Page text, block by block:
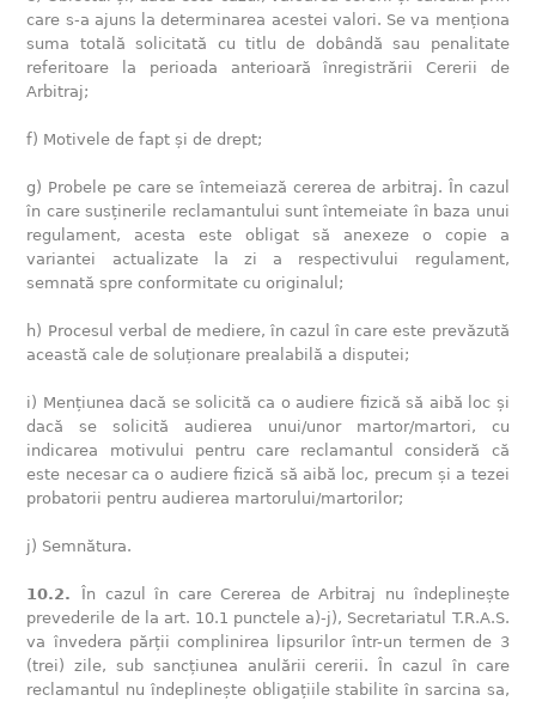
care s-a ajuns la determinarea acestei valori. Se va menționa
suma totală solicitată cu titlu de dobândă sau penalitate
referitoare la perioada anterioară înregistrării Cererii de
Arbitraj;
f) Motivele de fapt și de drept;
g) Probele pe care se întemeiază cererea de arbitraj. În cazul
în care susținerile reclamantului sunt întemeiate în baza unui
regulament, acesta este obligat să anexeze o copie a
variantei actualizate la zi a respectivului regulament,
semnată spre conformitate cu originalul;
h) Procesul verbal de mediere, în cazul în care este prevăzută
această cale de soluționare prealabilă a disputei;
i) Mențiunea dacă se solicită ca o audiere fizică să aibă loc și
dacă se solicită audierea unui/unor martor/martori, cu
indicarea motivului pentru care reclamantul consideră că
este necesar ca o audiere fizică să aibă loc, precum și a tezei
probatorii pentru audierea martorului/martorilor;
j) Semnătura.
10.2. În cazul în care Cererea de Arbitraj nu îndeplinește
prevederile de la art. 10.1 punctele a)-j), Secretariatul T.R.A.S.
va învedera părții complinirea lipsurilor într-un termen de 3
(trei) zile, sub sancțiunea anulării cererii. În cazul în care
reclamantul nu îndeplinește obligațiile stabilite în sarcina sa,